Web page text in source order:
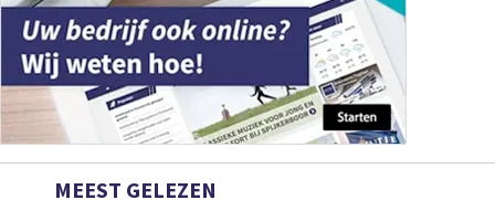
MEEST GELEZEN